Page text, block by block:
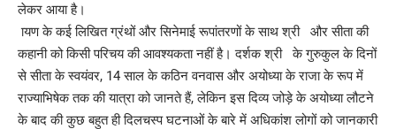
लेकर आया है।
ायण के कई लिखित ग्रंथों और सिनेमाई रूपांतरणों के साथ श्री और सीता की
कहानी को किसी परिचय की आवश्यकता नहीं है। दर्शक श्री के गुरुकुल के दिनों
से सीता के स्वयंवर, 14 साल के कठिन वनवास और अयोध्या के राजा के रूप में
राज्याभिषेक तक की यात्रा को जानते हैं, लेकिन इस दिव्य जोड़े के अयोध्या लौटने
के बाद की कुछ बहुत ही दिलचस्प घटनाओं के बारे में अधिकांश लोगों को जानकारी